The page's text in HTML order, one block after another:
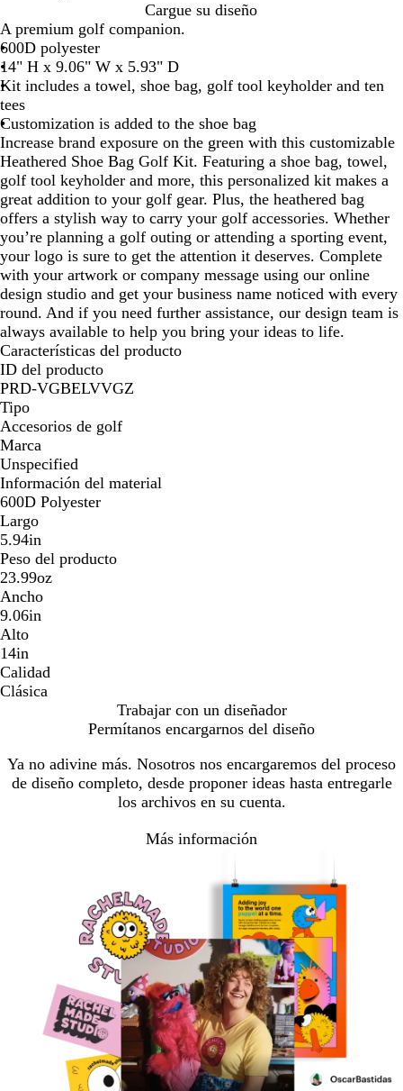
r
a
y
Cargue su diseño
A premium golf companion.
600D polyester
14" H x 9.06" W x 5.93" D
Kit includes a towel, shoe bag, golf tool keyholder and ten
tees
Customization is added to the shoe bag
Increase brand exposure on the green with this customizable
Heathered Shoe Bag Golf Kit. Featuring a shoe bag, towel,
golf tool keyholder and more, this personalized kit makes a
great addition to your golf gear. Plus, the heathered bag
offers a stylish way to carry your golf accessories. Whether
you’re planning a golf outing or attending a sporting event,
your logo is sure to get the attention it deserves. Complete
with your artwork or company message using our online
design studio and get your business name noticed with every
round. And if you need further assistance, our design team is
always available to help you bring your ideas to life.
Características del producto
ID del producto
PRD-VGBELVVGZ
Tipo
Accesorios de golf
Marca
Unspecified
Información del material
600D Polyester
Largo
5.94in
Peso del producto
23.99oz
Ancho
9.06in
Alto
14in
Calidad
Clásica
Trabajar con un diseñador
Permítanos encargarnos del diseño
Ya no adivine más. Nosotros nos encargaremos del proceso
de diseño completo, desde proponer ideas hasta entregarle
los archivos en su cuenta.
Más información